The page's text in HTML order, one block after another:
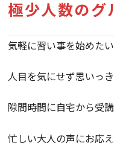
極少人数のグ
気軽に習い事を始めたい
人目を気にせず思いっ
隙間時間に自宅から受
忙しい大人の声にお応え